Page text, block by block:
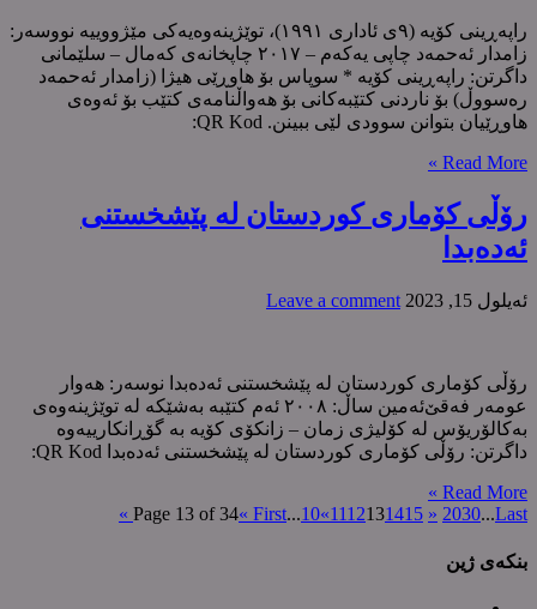
راپەڕینی کۆیە (٩ی ئاداری ١٩٩١)، توێژینەوەیەكی مێژووییە نووسەر:
زامدار ئەحمەد چاپی یەکەم – ٢٠١٧ چاپخانەی کەمال – سلێمانی
داگرتن: راپەڕینی کۆیە * سوپاس بۆ هاوڕێی هیژا (زامدار ئەحمەد
رەسووڵ) بۆ ناردنی کتێبەکانی بۆ هەواڵنامەی کتێب بۆ ئەوەی
هاوڕێیان بتوانن سوودی لێی ببینن. QR Kod:
Read More »
رۆڵی کۆماری کوردستان لە پێشخستنی
ئەدەبدا
ئه‌یلول 15, 2023 Leave a comment
رۆڵی کۆماری کوردستان لە پێشخستنی ئەدەبدا نوسەر: هەوار
عومەر فەقێ‌ئەمین ساڵ: ٢٠٠٨ ئەم کتێبە بەشێکە لە توێژینەوەی
بەکالۆریۆس لە کۆلیژی زمان – زانکۆی کۆیە بە گۆڕانکارییەوە
داگرتن: رۆڵی کۆماری کوردستان لە پێشخستنی ئەدەبدا QR Kod:
Read More »
Page 13 of 34« First...10«1112131415 » 2030...Last »
بنکەی ژین